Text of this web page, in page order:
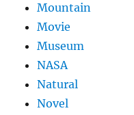
Mountain
Movie
Museum
NASA
Natural
Novel